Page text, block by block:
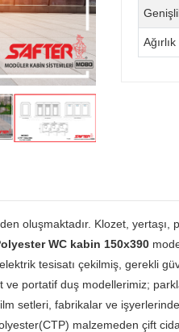
Ağırlık
oluşmaktadır. Klozet,
WC kabin 150x390
tesisatı çekilmiş, gerekli
portatif duş modellerimiz;
setleri, fabrikalar ve
malzemeden çift